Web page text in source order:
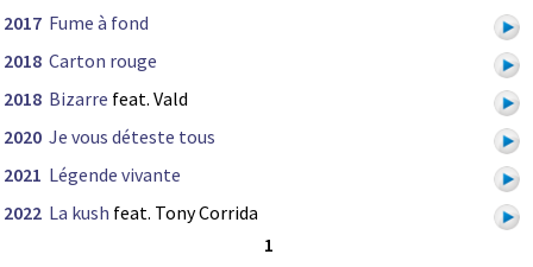
2017 Fume à fond
2018 Carton rouge
2018 Bizarre feat. Vald
2020 Je vous déteste tous
2021 Légende vivante
2022 La kush feat. Tony Corrida
1